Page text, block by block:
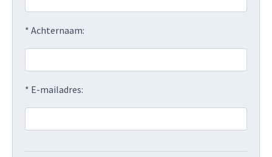
* Achternaam:
* E-mailadres: